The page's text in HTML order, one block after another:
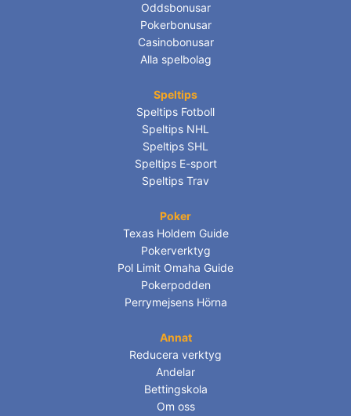
Oddsbonusar
Pokerbonusar
Casinobonusar
Alla spelbolag
Speltips
Speltips Fotboll
Speltips NHL
Speltips SHL
Speltips E-sport
Speltips Trav
Poker
Texas Holdem Guide
Pokerverktyg
Pol Limit Omaha Guide
Pokerpodden
Perrymejsens Hörna
Annat
Reducera verktyg
Andelar
Bettingskola
Om oss